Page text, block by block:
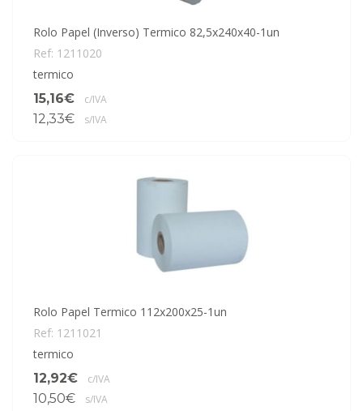
Rolo Papel (Inverso) Termico 82,5x240x40-1un
Ref: 1211020
termico
15,16€
c/IVA
12,33€ s/IVA
Rolo Papel Termico 112x200x25-1un
Ref: 1211021
termico
12,92€
c/IVA
10,50€ s/IVA